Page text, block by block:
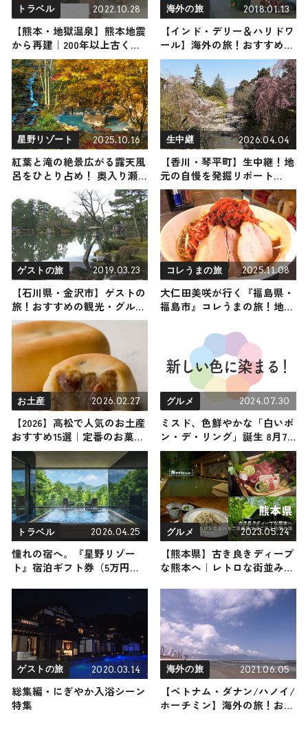
トラベル 2022.10.28
【熊本・地獄温泉】熊本地震
から再建｜200年以上古くか
ら続く湯治場をご紹介
海外の旅 2018.01.13
【インド・デリー＆ハリドワ
ール】海外の旅！おすすめ観
光スポットやグルメをリポー
ト
星野リゾート 2025.10.16
紅葉と滝の絶景広がる露天風
呂をひとり占め！ 奥入り瀬
渓流ホテル by 星野リゾート
で「秋の贅沢紅葉温泉」がス
タート / 青森県十和田市
生中継 2026.04.04
【香川・琴平町】生中継！地
元の自慢を発掘リポート
2026年4月4日放送
ゲストの旅 2019.03.23
【石川県・金沢市】ゲストの
旅！おすすめの観光・グルメ
をご紹介
コレうまの旅 2025.11.08
大仁田美咲が行く『福島県・
福島市』コレうまの旅！地元
ルメ3選 2025年11月8日放送
お土産 2026.02.27
【2026】高松で人気のお土産
おすすめ15選｜定番のお菓子
からかわいいお土産・ばらま
き用まで幅広く紹介
グルメ 2024.07.30
ミスド、色鮮やかな「白いポ
ン・デ・リング」誕生 8月7
日より発売へ
トラベル 2026.04.25
憧れの宿へ。『星野リゾー
ト』宿泊ギフト券（5万円
｜旅サラダPLUS特別企画
グルメ 2023.05.24
【熊本県】古き良きディープ
な熊本へ｜レトロな街並み＆
ゲストの旅 2020.03.14
総集編・にぎやか入浴シーン
特集
海外の旅 2021.06.05
【ベトナム・ダナン/ハノイ/
ホーチミン】海外の旅！おす